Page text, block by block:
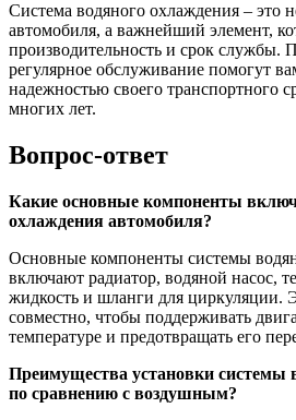
Система водяного охлаждения – это
автомобиля, а важнейший элемент,
производительность и срок службы.
регулярное обслуживание помогут
надежностью своего транспортного
многих лет.
Вопрос-ответ
Какие основные компоненты
охлаждения автомобиля?
Основные компоненты системы
включают радиатор, водяной насос,
жидкость и шланги для циркуляции.
совместно, чтобы поддерживать
температуре и предотвращать его
Преимущества установки системы
по сравнению с воздушным?